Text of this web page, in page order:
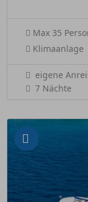
Max 35
Klimaanlage
eigene
7 Nächte